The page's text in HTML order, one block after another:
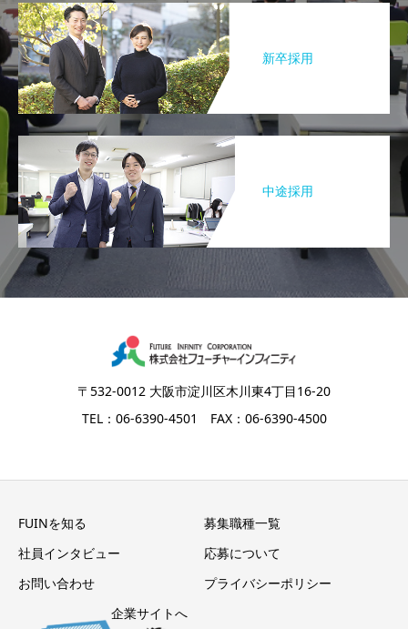
新卒採用
中途採用
〒532-0012 大阪市淀川区木川東4丁目16-20
TEL：06-6390-4501 FAX：06-6390-4500
FUINを知る
募集職種一覧
社員インタビュー
応募について
お問い合わせ
プライバシーポリシー
企業サイトへ